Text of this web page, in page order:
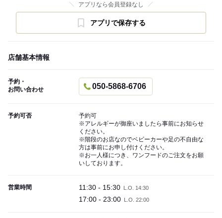
アプリなら会員登録なし
アプリで保存する
店舗基本情報
予約・
お問い合わせ
050-5868-6706
予約可否
予約可
※アレルギーが御座いましたら事前にお知らせ
ください。
※階段のお店なのでベビーカーや足の不自由な
方は事前にお申し付けください。
※お一人様につき、ワンフードのご注文をお願
いしております。
営業時間 11:30 - 15:30 L.O. 14:30
17:00 - 23:00 L.O. 22:00